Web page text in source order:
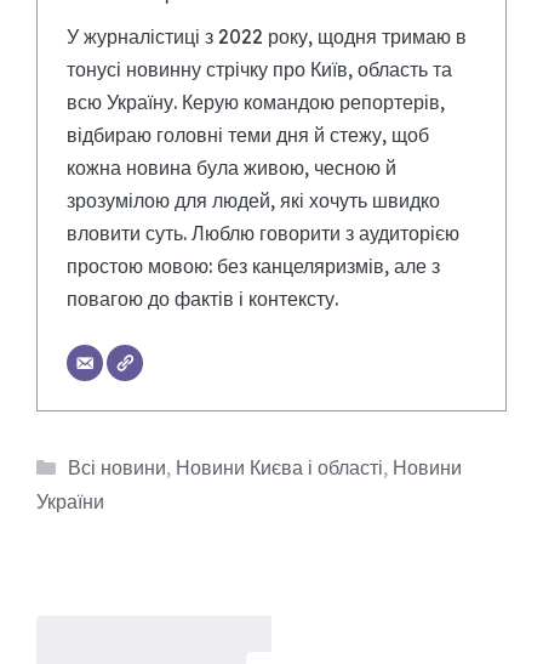
У журналістиці з 2022 року, щодня тримаю в
тонусі новинну стрічку про Київ, область та
всю Україну. Керую командою репортерів,
відбираю головні теми дня й стежу, щоб
кожна новина була живою, чесною й
зрозумілою для людей, які хочуть швидко
вловити суть. Люблю говорити з аудиторією
простою мовою: без канцеляризмів, але з
повагою до фактів і контексту.
Категорії
Всі новини, Новини Києва і області, Новини
України